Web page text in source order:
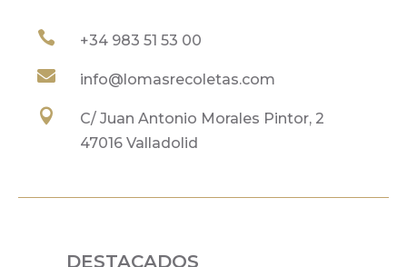
 +34 983 51 53 00
 info@lomasrecoletas.com

C/ Juan Antonio Morales Pintor, 2
47016 Valladolid
DESTACADOS